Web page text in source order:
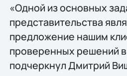
«Одной из основных
представительства
предложение нашим
проверенных решений в
подчеркнул Дмитрий